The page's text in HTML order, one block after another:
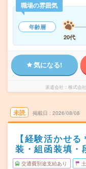
職場の雰囲気
年齢層
20代
気になる!
派遣会社 株式会
未読 掲載日 2026/08/08
【経験活かせ
装・組函装填・
交通費別途支給あり